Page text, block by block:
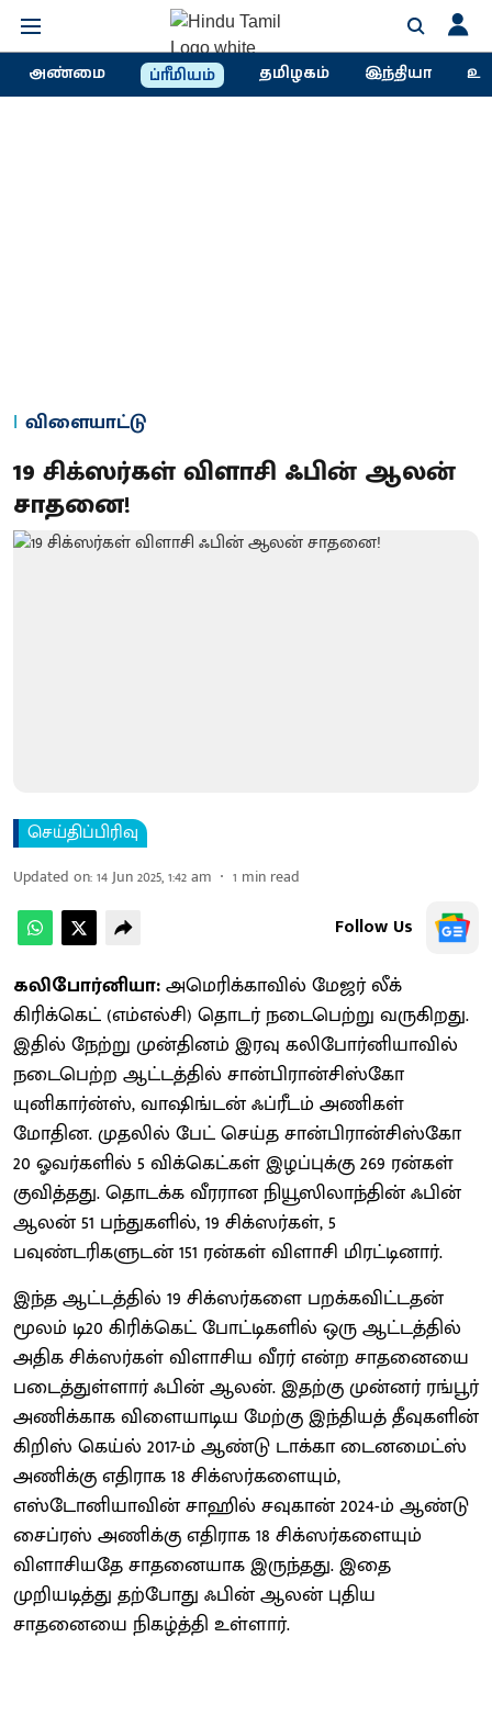
அண்மை ப்ரீமியம் தமிழகம் இந்தியா
விளையாட்டு
19 சிக்ஸர்கள் விளாசி ஃபின் ஆலன்
சாதனை!
செய்திப்பிரிவு
Updated on:14 Jun 2025, 1:42 am 1 min read
Follow Us
கலிபோர்னியா:அமெரிக்காவில் மேஜர் லீக்
கிரிக்கெட் (எம்எல்சி) தொடர் நடைபெற்று வருகிறது.
இதில் நேற்று முன்தினம் இரவு கலிபோர்னியாவில்
நடைபெற்ற ஆட்டத்தில் சான்பிரான்சிஸ்கோ
யுனிகார்ன்ஸ், வாஷிங்டன் ஃப்ரீடம் அணிகள்
மோதின. முதலில் பேட் செய்த சான்பிரான்சிஸ்கோ
20 ஓவர்களில் 5 விக்கெட்கள் இழப்புக்கு 269 ரன்கள்
குவித்தது. தொடக்க வீரரான நியூஸிலாந்தின் ஃபின்
ஆலன் 51 பந்துகளில், 19 சிக்ஸர்கள், 5
பவுண்டரிகளுடன் 151 ரன்கள் விளாசி மிரட்டினார்.
இந்த ஆட்டத்தில் 19 சிக்ஸர்களை பறக்கவிட்டதன்
மூலம் டி20 கிரிக்கெட் போட்டிகளில் ஒரு ஆட்டத்தில்
அதிக சிக்ஸர்கள் விளாசிய வீரர் என்ற சாதனையை
படைத்துள்ளார் ஃபின் ஆலன். இதற்கு முன்னர் ரங்பூர்
அணிக்காக விளையாடிய மேற்கு இந்தியத் தீவுகளின்
கிறிஸ் கெய்ல் 2017-ம் ஆண்டு டாக்கா டைனமைட்ஸ்
அணிக்கு எதிராக 18 சிக்ஸர்களையும்,
எஸ்டோனியாவின் சாஹில் சவுகான் 2024-ம் ஆண்டு
சைப்ரஸ் அணிக்கு எதிராக 18 சிக்ஸர்களையும்
விளாசியதே சாதனையாக இருந்தது. இதை
முறியடித்து தற்போது ஃபின் ஆலன் புதிய
சாதனையை நிகழ்த்தி உள்ளார்.